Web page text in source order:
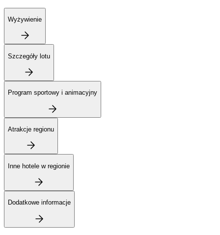
Wyżywienie
Szczegóły lotu
Program sportowy i animacyjny
Atrakcje regionu
Inne hotele w regionie
Dodatkowe informacje